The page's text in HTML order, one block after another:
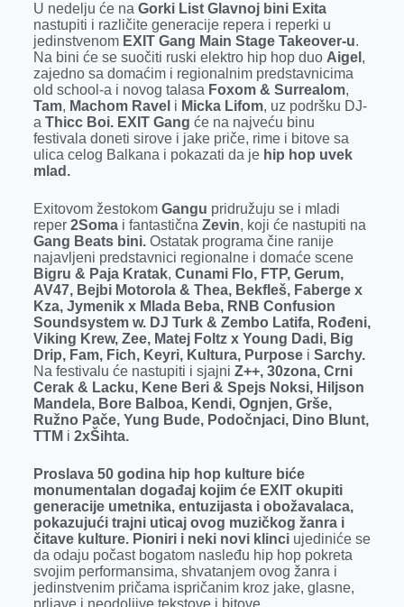
U nedelju će na Gorki List Glavnoj bini Exita
nastupiti i različite generacije repera i reperki u
jedinstvenom EXIT Gang Main Stage Takeover-u.
Na bini će se suočiti ruski elektro hip hop duo Aigel ,
zajedno sa domaćim i regionalnim predstavnicima
old school-a i novog talasa Foxom & Surrealom,
Tam, Machom Ravel i Micka Lifom, uz podršku DJ-
a Thicc Boi. EXIT Gang će na najveću binu
festivala doneti sirove i jake priče, rime i bitove sa
ulica celog Balkana i pokazati da je hip hop uvek
mlad.
Exitovom žestokomGangu pridružuju se i mladi
reper 2Somai fantastična Zevin, koji će nastupiti na
Gang Beats bini. Ostatak programa čine ranije
najavljeni predstavnici regionalne i domaće scene
Bigru & Paja Kratak, Cunami Flo, FTP, Gerum,
AV47, Bejbi Motorola & Thea, Bekfleš, Faberge x
Kza, Jymenik x Mlada Beba, RNB Confusion
Soundsystem w. DJ Turk & Zembo Latifa, Rođeni,
Viking Krew, Zee, Matej Foltz x Young Dadi, Big
Drip, Fam, Fich, Keyri, Kultura, Purpose i Sarchy.
Na festivalu će nastupiti i sjajni Z++, 30zona, Crni
Cerak & Lacku, Kene Beri & Spejs Noksi, Hiljson
Mandela, Bore Balboa, Kendi, Ognjen, Grše,
Ružno Pače, Yung Bude, Podočnjaci, Dino Blunt,
TTM i 2xŠihta.
Proslava 50 godina hip hop kulture biće
monumentalan događaj kojim će EXIT okupiti
generacije umetnika, entuzijasta i obožavalaca,
pokazujući trajni uticaj ovog muzičkog žanra i
čitave kulture. Pioniri i neki novi klinci ujediniće se
da odaju počast bogatom nasleđu hip hop pokreta
svojim performansima, shvatanjem ovog žanra i
jedinstvenim pričama ispričanim kroz jake, glasne,
prljave i neodoljive tekstove i bitove.